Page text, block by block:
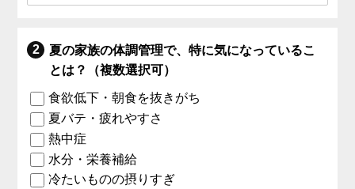
夏の家族の体調管理で、特に気になっているこ
とは？（複数選択可）
食欲低下・朝食を抜きがち
夏バテ・疲れやすさ
熱中症
水分・栄養補給
冷たいものの摂りすぎ